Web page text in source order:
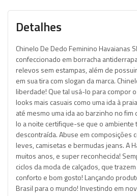
Detalhes
Chinelo De Dedo Feminino Havaianas
confeccionado em borracha
relevos sem estampas, além de
em sua tira com slogan da marca.
liberdade! Que tal usá-lo para compor
looks mais casuais como uma ida à
até mesmo uma ida ao barzinho no
lo a noite certifique-se que o ambiente
descontraída. Abuse em composições
leves, camisetas e bermudas jeans. A
muitos anos, e super reconhecida!
ciclos da moda de calçados, que
conforto e bom gosto! Lançando
Brasil para o mundo! Investindo em